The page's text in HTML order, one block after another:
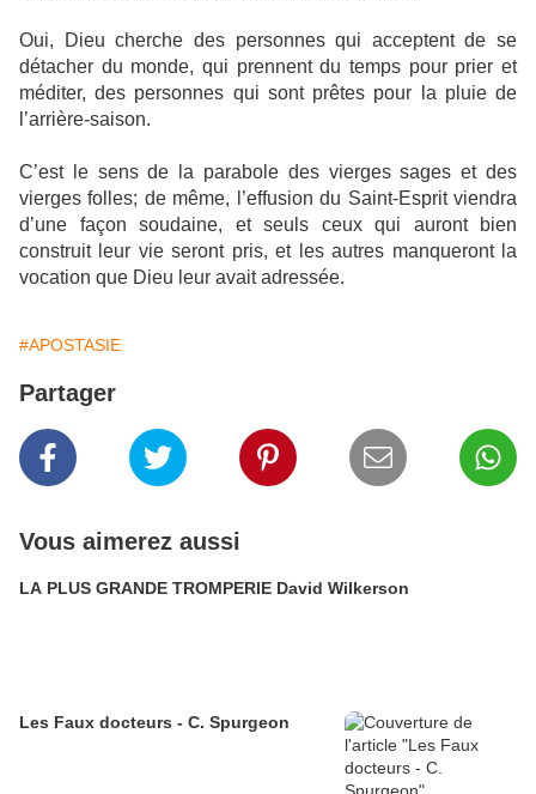
Oui, Dieu cherche des personnes qui acceptent de se
détacher du monde, qui prennent du temps pour prier et
méditer, des personnes qui sont prêtes pour la pluie de
l’arrière-saison.
C’est le sens de la parabole des vierges sages et des
vierges folles; de même, l’effusion du Saint-Esprit viendra
d’une façon soudaine, et seuls ceux qui auront bien
construit leur vie seront pris, et les autres manqueront la
vocation que Dieu leur avait adressée.
#APOSTASIE
Partager
Vous aimerez aussi
LA PLUS GRANDE TROMPERIE David Wilkerson
Les Faux docteurs - C. Spurgeon